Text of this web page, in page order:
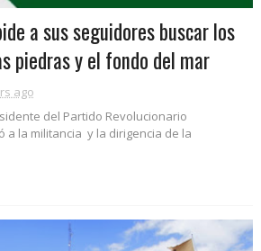
a sus seguidores buscar los
piedras y el fondo del mar
ago
del Partido Revolucionario
a la militancia y la dirigencia de la